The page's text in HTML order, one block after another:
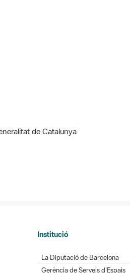
de Catalunya
Institució
La Diputació de Barcelona
Gerència de Serveis d'Espais